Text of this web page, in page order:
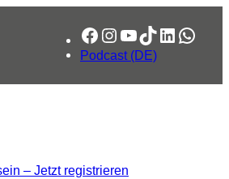
Facebook
Instagram
YouTube
TikTok
LinkedIn
Podcast (DE)
– Jetzt registrieren